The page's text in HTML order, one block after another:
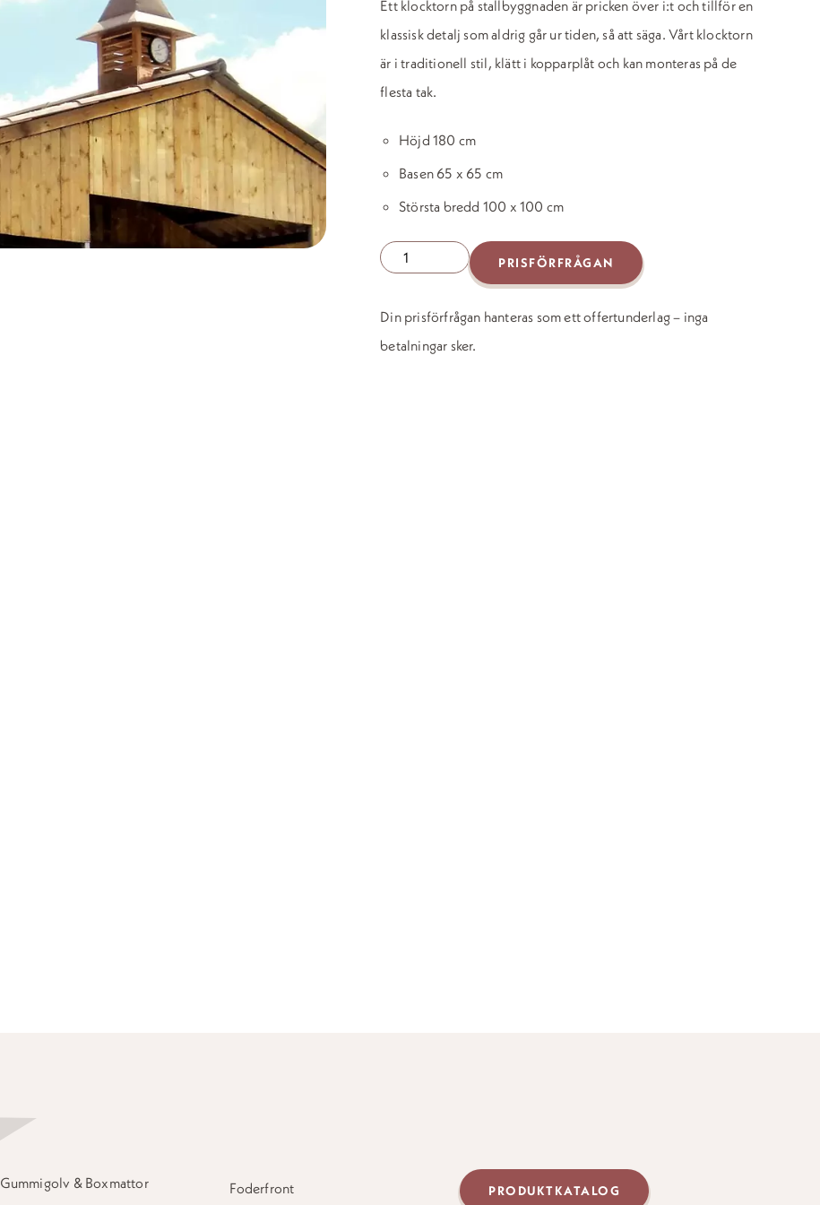
Ett klocktorn på stallbyggnaden är pricken över i:t och tillför en
klassisk detalj som aldrig går ur tiden, så att säga. Vårt klocktorn
är i traditionell stil, klätt i kopparplåt och kan monteras på de
flesta tak.
Höjd 180 cm
Basen 65 x 65 cm
Största bredd 100 x 100 cm
Klocktorn
PRISFÖRFRÅGAN
Din prisförfrågan hanteras som ett offertunderlag – inga
betalningar sker.
Gummigolv & Boxmattor Foderfront PRODUKTKATALOG